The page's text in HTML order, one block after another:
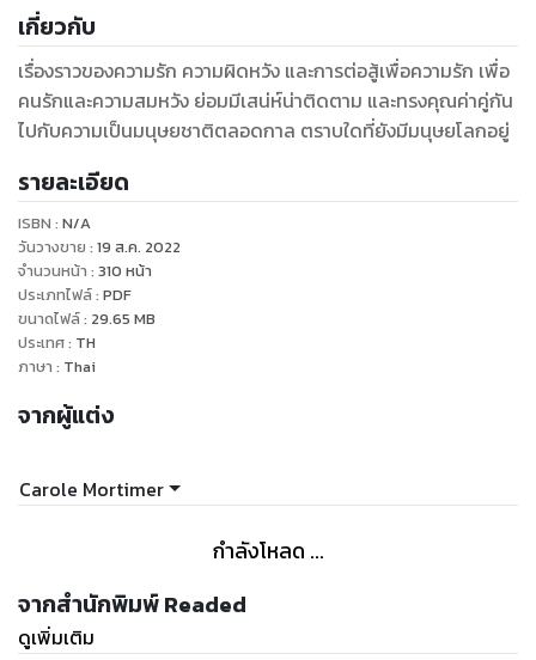
เกี่ยวกับ
เรื่องราวของความรัก ความผิดหวัง และการต่อสู้เพื่อความรัก เพื่อ
คนรักและความสมหวัง ย่อมมีเสน่ห์น่าติดตาม และทรงคุณค่าคู่กัน
ไปกับความเป็นมนุษยชาติตลอดกาล ตราบใดที่ยังมีมนุษยโลกอยู่
รายละเอียด
ISBN : N/A
วันวางขาย : 19 ส.ค. 2022
จำนวนหน้า : 310 หน้า
ประเภทไฟล์: PDF
ขนาดไฟล์: 29.65 MB
ประเทศ: TH
ภาษา : Thai
จากผู้แต่ง
Carole Mortimer
กำลังโหลด ...
จากสำนักพิมพ์ Readed
ดูเพิ่มเติม